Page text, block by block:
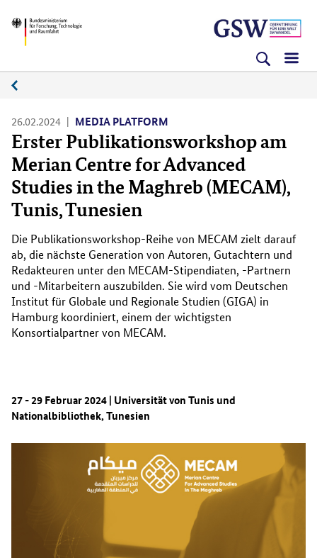
zum
(Eingabetaste)
zum
(Eingabetaste)
zur
(Eingabetaste)
BMFTR
26.02.2024 MEDIA PLATFORM
Erster Publikationsworkshop am
Merian Centre for Advanced
Studies in the Maghreb (MECAM),
Tunis, Tunesien
Die Publikationsworkshop-Reihe von MECAM zielt darauf
ab, die nächste Generation von Autoren, Gutachtern und
Redakteuren unter den MECAM-Stipendiaten, -Partnern
und -Mitarbeitern auszubilden. Sie wird vom Deutschen
Institut für Globale und Regionale Studien (GIGA) in
Hamburg koordiniert, einem der wichtigsten
Konsortialpartner von MECAM.
27 - 29 Februar 2024 | Universität von Tunis und
Nationalbibliothek, Tunesien